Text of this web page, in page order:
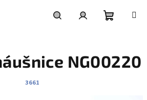
košík
NG00220
3661